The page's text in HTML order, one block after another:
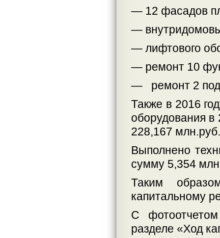
— 12 фасадов
—
— лифтового
— ремонт 10
— ремонт 2
Также в 2016
оборудования
228,167
Выполнено
сумму 5,354
Таким
капитальному
С
разделе «Ход